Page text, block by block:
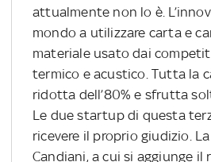
attualmente non lo è.
mondo a utilizzare carta e
materiale usato dai
termico e acustico. Tutta la
ridotta dell’80% e sfrutta
Le due startup di questa
ricevere il proprio giudizio.
Candiani, a cui si aggiunge